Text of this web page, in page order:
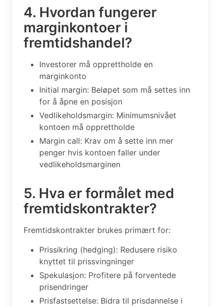
4. Hvordan fungerer
marginkontoer i
fremtidshandel?
Investorer må opprettholde en
marginkonto
Initial margin: Beløpet som må settes inn
for å åpne en posisjon
Vedlikeholdsmargin: Minimumsnivået
kontoen må opprettholde
Margin call: Krav om å sette inn mer
penger hvis kontoen faller under
vedlikeholdsmarginen
5. Hva er formålet med
fremtidskontrakter?
Fremtidskontrakter brukes primært for:
Prissikring (hedging): Redusere risiko
knyttet til prissvingninger
Spekulasjon: Profitere på forventede
prisendringer
Prisfastsettelse: Bidra til prisdannelse i